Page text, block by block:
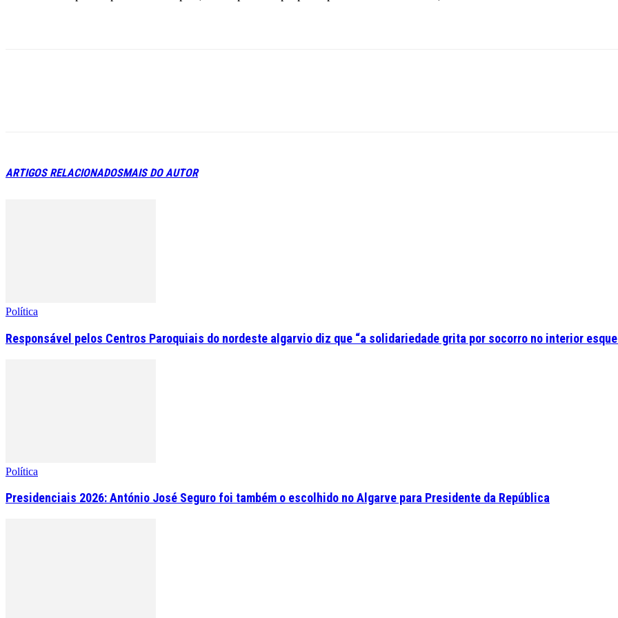
ARTIGOS RELACIONADOSMAIS DO AUTOR
Política
Responsável pelos Centros Paroquiais do nordeste algarvio diz que “a solidariedade grita por socorro no interior
Política
Presidenciais 2026: António José Seguro foi também o escolhido no Algarve para Presidente da República